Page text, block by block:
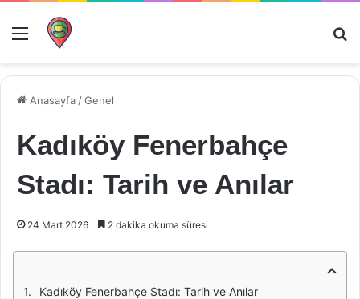
Menü
Anasayfa /Genel
Kadıköy Fenerbahçe
Stadı: Tarih ve Anılar
24 Mart 2026 2 dakika okuma süresi
Kadıköy Fenerbahçe Stadı: Tarih ve Anılar